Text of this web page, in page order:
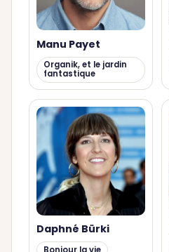
Manu Payet
Organik, et le jardin
fantastique
Daphné Bürki
Bonjour la vie